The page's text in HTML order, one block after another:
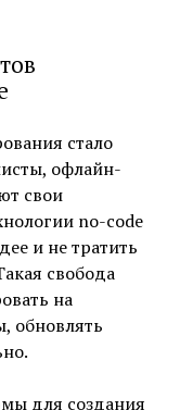
стало
офлайн-
свои
no-code
и не тратить
свобода
на
обновлять
для создания